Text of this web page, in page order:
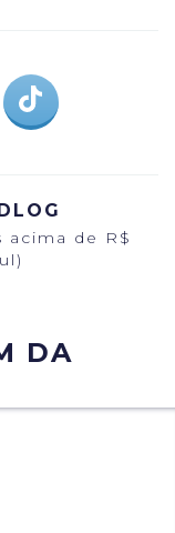
acima de R$
DA